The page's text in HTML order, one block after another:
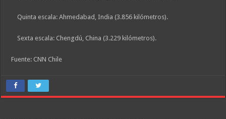
Quinta escala: Ahmedabad, India (3.856 kilómetros).
Sexta escala: Chengdú, China (3.229 kilómetros).
Fuente: CNN Chile